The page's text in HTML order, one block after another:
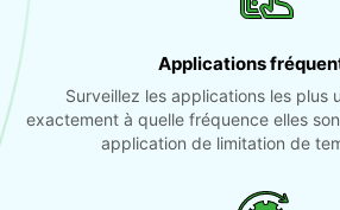
Applications
Surveillez les applications les plus
exactement à quelle fréquence elles
application de limitation de